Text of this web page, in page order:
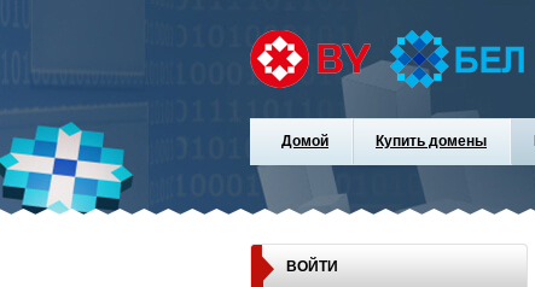
Домой Купить домены
ВОЙТИ